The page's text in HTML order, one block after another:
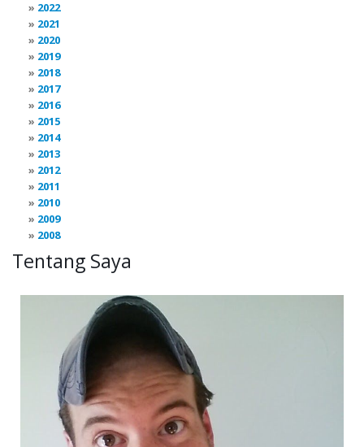
2022
2021
2020
2019
2018
2017
2016
2015
2014
2013
2012
2011
2010
2009
2008
Tentang Saya